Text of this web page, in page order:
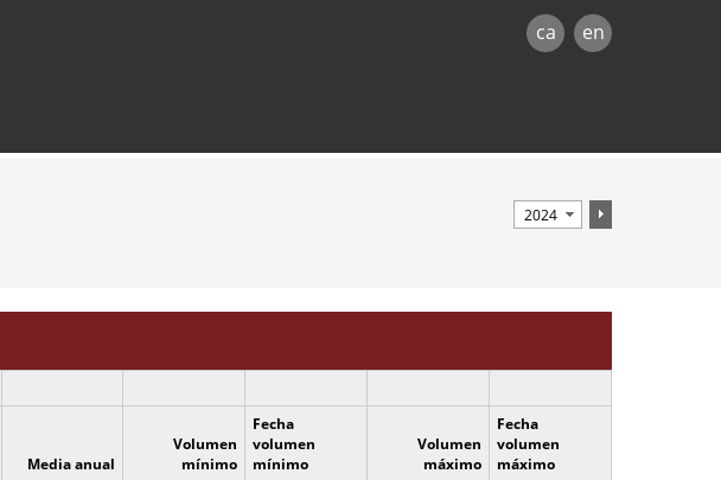
ca en
Media anual
Volumen
mínimo
Fecha
volumen
mínimo
Volumen
máximo
Fecha
volumen
máximo